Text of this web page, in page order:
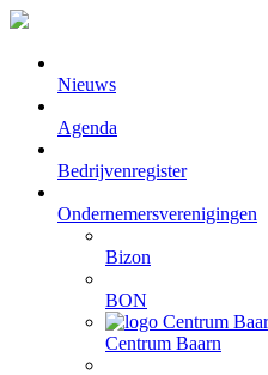
Nieuws
Agenda
Bedrijvenregister
Ondernemersverenigingen
Bizon
BON
Centrum Baarn